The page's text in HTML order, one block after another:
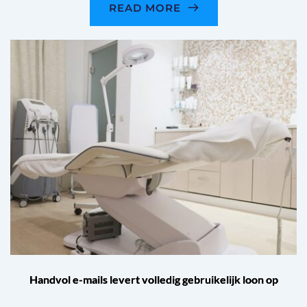
READ MORE
Handvol e-mails levert volledig gebruikelijk loon op